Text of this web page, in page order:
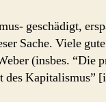
geschädigt,
Sache. Viele
(insbes. “Die
des Kapitalismus”